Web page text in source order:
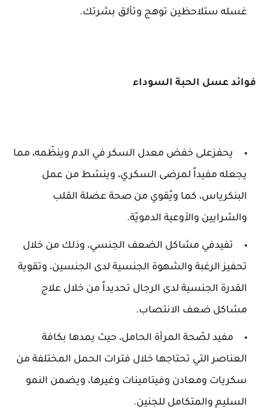
غسله ستلاحظين توهج وتألق بشرتك.
فوائد عسل الحبة السوداء
يحفزعلى خفض معدل السكر في الدم وينظّمه، مما
يجعله مفيداً لمرضى السكري، وينشط من عمل
البنكرياس، كما ويُقوي من صحة عضلة القلب
والشرايين والأوعية الدمويّة.
تفيدفي مشاكل الضعف الجنسي، وذلك من خلال
تحفيز الرغبة والشهوة الجنسية لدى الجنسين، وتقوية
القدرة الجنسية لدى الرجال تحديداً من خلال علاج
مشاكل ضعف الانتصاب.
مفيد لصّحة المرأة الحامل، حيث يمدها بكافة
العناصر التي تحتاجها خلال فترات الحمل المختلفة من
سكريات ومعادن وفيتامينات وغيرها، ويضمن النمو
السليم والمتكامل للجنين.